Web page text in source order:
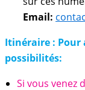
Email:
Itinéraire : Pour
possibilités:
Si vous venez